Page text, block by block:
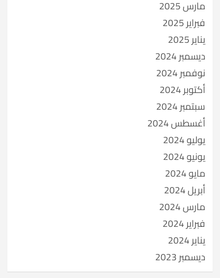
مارس 2025
فبراير 2025
يناير 2025
ديسمبر 2024
نوفمبر 2024
أكتوبر 2024
سبتمبر 2024
أغسطس 2024
يوليو 2024
يونيو 2024
مايو 2024
أبريل 2024
مارس 2024
فبراير 2024
يناير 2024
ديسمبر 2023